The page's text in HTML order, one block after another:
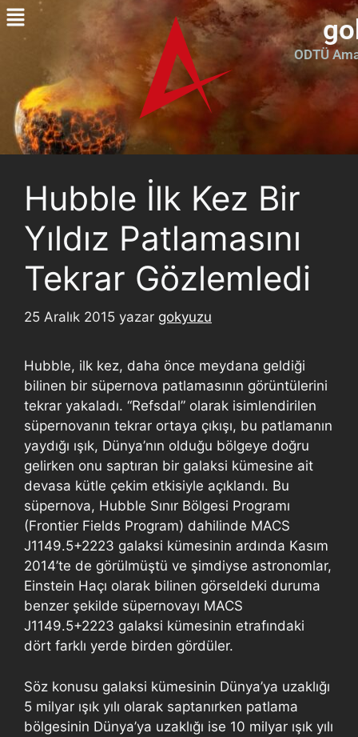
ODTÜ
Hubble İlk Kez Bir
Yıldız Patlamasını
Tekrar Gözlemledi
25 Aralık 2015 yazar gokyuzu
Hubble, ilk kez, daha önce meydana geldiği
bilinen bir süpernova patlamasının görüntülerini
tekrar yakaladı. “Refsdal” olarak isimlendirilen
süpernovanın tekrar ortaya çıkışı, bu patlamanın
yaydığı ışık, Dünya’nın olduğu bölgeye doğru
gelirken onu saptıran bir galaksi kümesine ait
devasa kütle çekim etkisiyle açıklandı. Bu
süpernova, Hubble Sınır Bölgesi Programı
(Frontier Fields Program) dahilinde MACS
J1149.5+2223 galaksi kümesinin ardında Kasım
2014’te de görülmüştü ve şimdiyse astronomlar,
Einstein Haçı olarak bilinen görseldeki duruma
benzer şekilde süpernovayı MACS
J1149.5+2223 galaksi kümesinin etrafındaki
dört farklı yerde birden gördüler.
Söz konusu galaksi kümesinin Dünya’ya uzaklığı
5 milyar ışık yılı olarak saptanırken patlama
bölgesinin Dünya’ya uzaklığı ise 10 milyar ışık yılı